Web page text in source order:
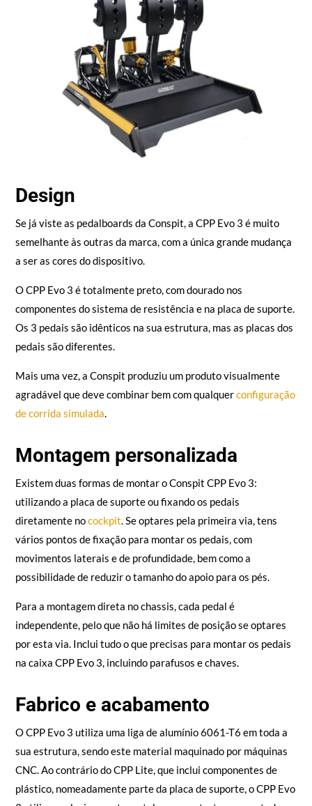
Design
Se já viste as pedalboards da Conspit, a CPP Evo 3 é muito
semelhante às outras da marca, com a única grande mudança
a ser as cores do dispositivo.
O CPP Evo 3 é totalmente preto, com dourado nos
componentes do sistema de resistência e na placa de suporte.
Os 3 pedais são idênticos na sua estrutura, mas as placas dos
pedais são diferentes.
Mais uma vez, a Conspit produziu um produto visualmente
agradável que deve combinar bem com qualquerconfiguração
de corrida simulada.
Montagem personalizada
Existem duas formas de montar o Conspit CPP Evo 3:
utilizando a placa de suporte ou fixando os pedais
diretamente nocockpit. Se optares pela primeira via, tens
vários pontos de fixação para montar os pedais, com
movimentos laterais e de profundidade, bem como a
possibilidade de reduzir o tamanho do apoio para os pés.
Para a montagem direta no chassis, cada pedal é
independente, pelo que não há limites de posição se optares
por esta via. Inclui tudo o que precisas para montar os pedais
na caixa CPP Evo 3, incluindo parafusos e chaves.
Fabrico e acabamento
O CPP Evo 3 utiliza uma liga de alumínio 6061-T6 em toda a
sua estrutura, sendo este material maquinado por máquinas
CNC. Ao contrário do CPP Lite, que inclui componentes de
plástico, nomeadamente parte da placa de suporte, o CPP Evo